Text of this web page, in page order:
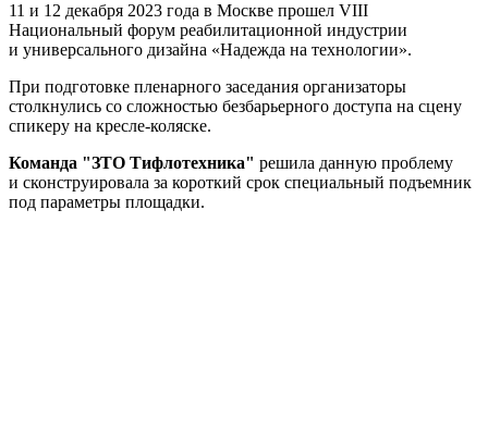
11 и 12 декабря 2023 года в Москве прошел VIII
Национальный форум реабилитационной индустрии
и универсального дизайна «Надежда на технологии».
При подготовке пленарного заседания организаторы
столкнулись со сложностью безбарьерного доступа на сцену
спикеру на кресле-коляске.
Команда "ЗТО Тифлотехника" решила данную проблему
и сконструировала за короткий срок специальный подъемник
под параметры площадки.